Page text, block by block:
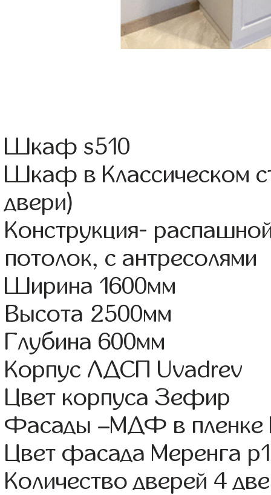
Шкаф s510
Шкаф в Классическом
двери)
Конструкция-
потолок, с антресолями
Ширина 1600мм
Высота 2500мм
Глубина 600мм
Корпус ЛДСП Uvadrev
Цвет корпуса Зефир
Фасады –МДФ в пленке
Цвет фасада Меренга
Количество дверей 4